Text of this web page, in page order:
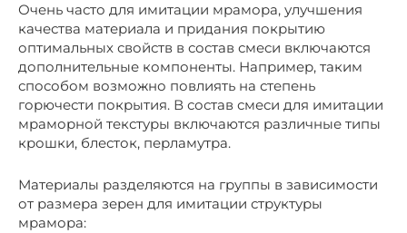
Очень часто для имитации мрамора, улучшения
качества материала и придания покрытию
оптимальных свойств в состав смеси включаются
дополнительные компоненты. Например, таким
способом возможно повлиять на степень
горючести покрытия. В состав смеси для имитации
мраморной текстуры включаются различные типы
крошки, блесток, перламутра.
Материалы разделяются на группы в зависимости
от размера зерен для имитации структуры
мрамора: